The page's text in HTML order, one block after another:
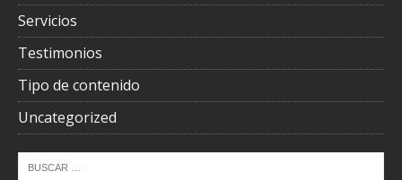
Servicios
Testimonios
Tipo de contenido
Uncategorized